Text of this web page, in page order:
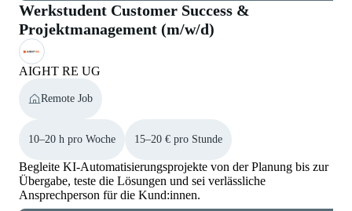
Werkstudent Customer Success &
Projektmanagement (m/w/d)
AIGHT RE UG
Remote Job
10–20 h pro Woche 15–20 € pro Stunde
Begleite KI-Automatisierungsprojekte von der Planung bis zur
Übergabe, teste die Lösungen und sei verlässliche
Ansprechperson für die Kund:innen.